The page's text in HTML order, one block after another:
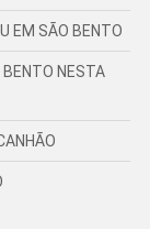
EM SÃO BENTO
NESTA